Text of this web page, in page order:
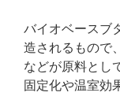
バイオベースブ
造されるもので
などが原料とし
固定化や温室効